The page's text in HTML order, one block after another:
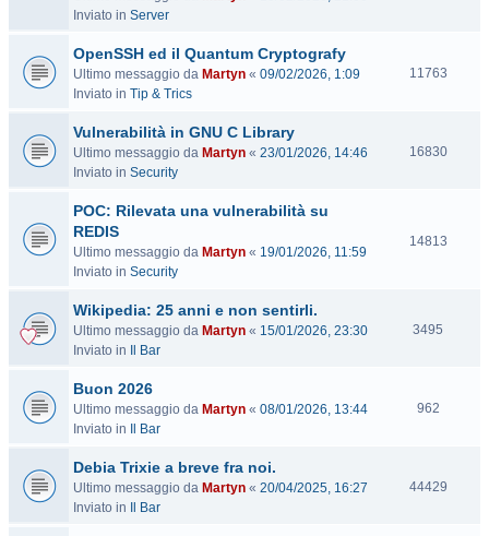
Inviato in Server
e
OpenSSH ed il Quantum Cryptografy
Ultimo messaggio da Martyn « 09/02/2026, 1:09
Inviato in Tip & Trics
11763V
t
Vulnerabilità in GNU C Library
Ultimo messaggio da Martyn « 23/01/2026, 14:46
Inviato in Security
16830V
e
POC: Rilevata una vulnerabilità su
REDIS
Ultimo messaggio da Martyn « 19/01/2026, 11:59
Inviato in Security
14813V
Wikipedia: 25 anni e non sentirli.
Ultimo messaggio da Martyn « 15/01/2026, 23:30
Inviato in
Il Bar
3495
Buon 2026
Ultimo messaggio da Martyn « 08/01/2026, 13:44
Inviato in
Il Bar
962V
t
Debia Trixie a breve fra noi.
Ultimo messaggio da Martyn « 20/04/2025, 16:27
Inviato in
Il Bar
44429V